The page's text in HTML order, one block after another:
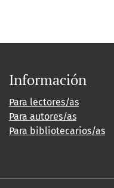
Información
Para lectores/as
Para autores/as
Para bibliotecarios/as